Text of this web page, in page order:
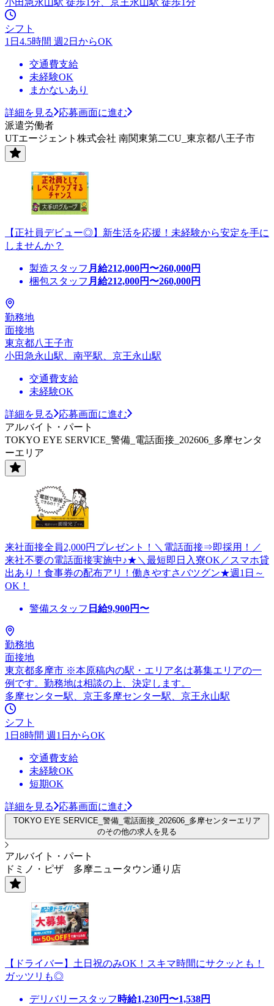
シフト
1日4.5時間 週2日からOK
交通費支給
未経験OK
まかないあり
詳細を見る
応募画面に進む
派遣労働者
UTエージェント株式会社 南関東第二CU_東京都八王子市
【正社員デビュー◎】新生活を応援！未経験から安定を手に
しませんか？
製造スタッフ 月給212,000円〜260,000円
梱包スタッフ 月給212,000円〜260,000円
勤務地
面接地
東京都八王子市
小田急永山駅、南平駅、京王永山駅
交通費支給
未経験OK
詳細を見る
応募画面に進む
アルバイト・パート
TOKYO EYE SERVICE_警備_電話面接_202606_多摩センタ
ーエリア
来社面接全員2,000円プレゼント！＼電話面接⇒即採用！／
来社不要の電話面接実施中♪★＼最短即日入寮OK／スマホ貸
出あり！食事券の配布アリ！働きやすさバツグン★週1日～
OK！
警備スタッフ 日給9,900円〜
勤務地
面接地
東京都多摩市 ※本原稿内の駅・エリア名は募集エリアの一
例です。勤務地は相談の上、決定します。
多摩センター駅、京王多摩センター駅、京王永山駅
シフト
1日8時間 週1日からOK
交通費支給
未経験OK
短期OK
詳細を見る 応募画面に進む
TOKYO EYE SERVICE_警備_電話面接_202606_多摩センターエリア
のその他の求人を見る
アルバイト・パート
ドミノ・ピザ 多摩ニュータウン通り店
【ドライバー】土日祝のみOK！スキマ時間にサクッとも！
ガッツリも◎
デリバリースタッフ 時給1,230円〜1,538円